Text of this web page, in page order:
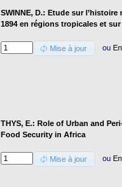
SWINNE, D.: Etude sur
1894 en régions tropicales et
Mise à jour ou
THYS, E.: Role of Urban and
Food Security in Africa
Mise à jour ou